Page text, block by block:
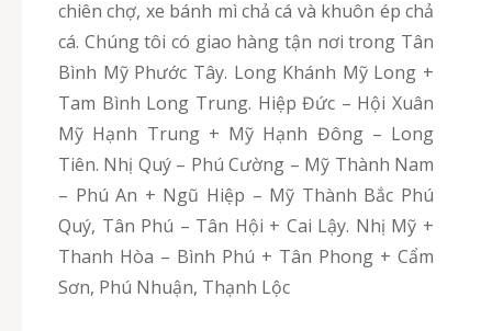
chiên chợ, xe bánh mì chả cá và khuôn ép chả
cá. Chúng tôi có giao hàng tận nơi trong Tân
Bình Mỹ Phước Tây. Long Khánh Mỹ Long +
Tam Bình Long Trung. Hiệp Đức – Hội Xuân
Mỹ Hạnh Trung + Mỹ Hạnh Đông – Long
Tiên. Nhị Quý – Phú Cường – Mỹ Thành Nam
– Phú An + Ngũ Hiệp – Mỹ Thành Bắc Phú
Quý, Tân Phú – Tân Hội + Cai Lậy. Nhị Mỹ +
Thanh Hòa – Bình Phú + Tân Phong + Cẩm
Sơn, Phú Nhuận, Thạnh Lộc